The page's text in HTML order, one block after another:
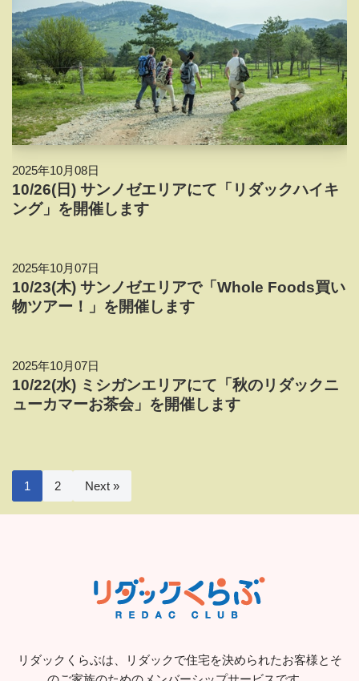
2025年10月08日
10/26(日) サンノゼエリアにて「リダックハイキ
ング」を開催します
2025年10月07日
10/23(木) サンノゼエリアで「Whole Foods買い
物ツアー！」を開催します
2025年10月07日
10/22(水) ミシガンエリアにて「秋のリダックニ
ューカマーお茶会」を開催します
1 2 Next »
リダックくらぶは、リダックで住宅を決められたお客様とそ